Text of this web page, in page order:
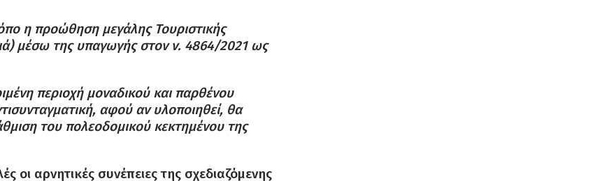
η προώθηση μεγάλης Τουριστικής
μέσω της υπαγωγής στον ν. 4864/2021 ως
περιοχή μοναδικού και παρθένου
αφού αν υλοποιηθεί, θα
του πολεοδομικού κεκτημένου της
οι αρνητικές συνέπειες της σχεδιαζόμενης